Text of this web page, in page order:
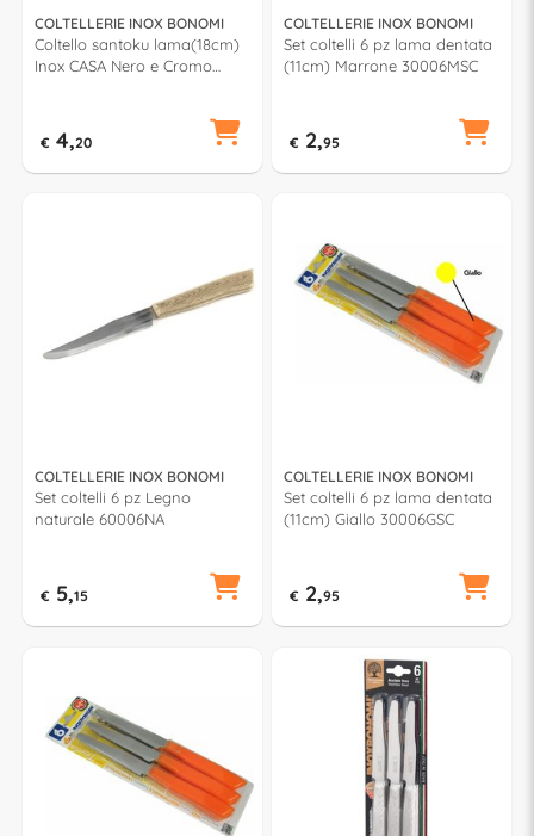
COLTELLERIE INOX BONOMI
Coltello santoku lama(18cm)
Inox CASA Nero e Cromo
€ 4,20
COLTELLERIE INOX BONOMI
Set coltelli 6 pz lama dentata
(11cm) Marrone 30006MSC
€ 2,95
COLTELLERIE INOX BONOMI
Set coltelli 6 pz Legno
naturale 60006NA
€ 5,15
COLTELLERIE INOX BONOMI
Set coltelli 6 pz lama dentata
(11cm) Giallo 30006GSC
€ 2,95